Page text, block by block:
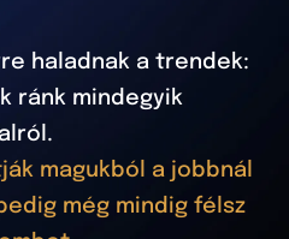
haladnak a trendek:
ránk mindegyik
magukból a jobbnál
még mindig félsz